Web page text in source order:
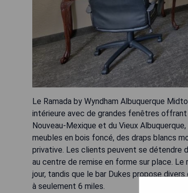
Le Ramada by Wyndham Albuquerque
intérieure avec de grandes fenêtres offrant
Nouveau-Mexique et du Vieux
meubles en bois foncé, des draps blancs
privative. Les clients peuvent se détendre
au centre de remise en forme sur place.
jour, tandis que le bar Dukes propose
à seulement 6 miles.